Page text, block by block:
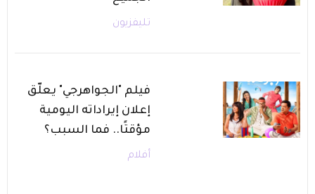
تليفزيون
فيلم "الجواهرجي" يعلّق
إعلان إيراداته اليومية
مؤقتًا.. فما السبب؟
أفلام